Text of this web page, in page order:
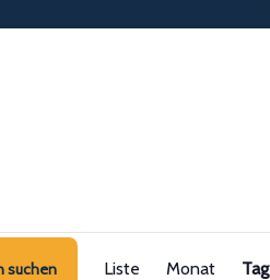
suchen
Ansichten-
Liste Monat Tag